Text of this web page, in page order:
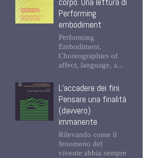
Performing
embodiment
Performing
Embodiment.
Choreographies of
affect, language, a...
L’accadere dei fini.
Pensare una finalità
(davvero)
immanente
Rilevando come il
fenomeno del
vivente abbia sempre